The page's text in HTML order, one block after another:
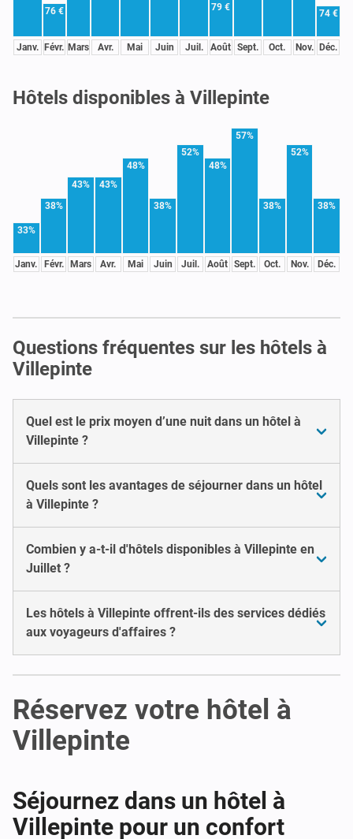
Janv.
76 €
Févr. Mars Avr. Mai Juin Juil.
79 €
Août Sept. Oct. Nov.
74 €
Déc.
Hôtels disponibles à Villepinte
33%
Janv.
38%
Févr.
43%
Mars
43%
Avr.
48%
Mai
38%
Juin
52%
Juil.
48%
Août
57%
Sept.
38%
Oct.
52%
Nov.
38%
Déc.
Questions fréquentes sur les hôtels à
Villepinte
Quel est le prix moyen d’une nuit dans un hôtel à
Villepinte ?
Quels sont les avantages de séjourner dans un hôtel
à Villepinte ?
Combien y a-t-il d'hôtels disponibles à Villepinte en
Juillet ?
Les hôtels à Villepinte offrent-ils des services dédiés
aux voyageurs d'affaires ?
Réservez votre hôtel à
Villepinte
Séjournez dans un hôtel à
Villepinte pour un confort